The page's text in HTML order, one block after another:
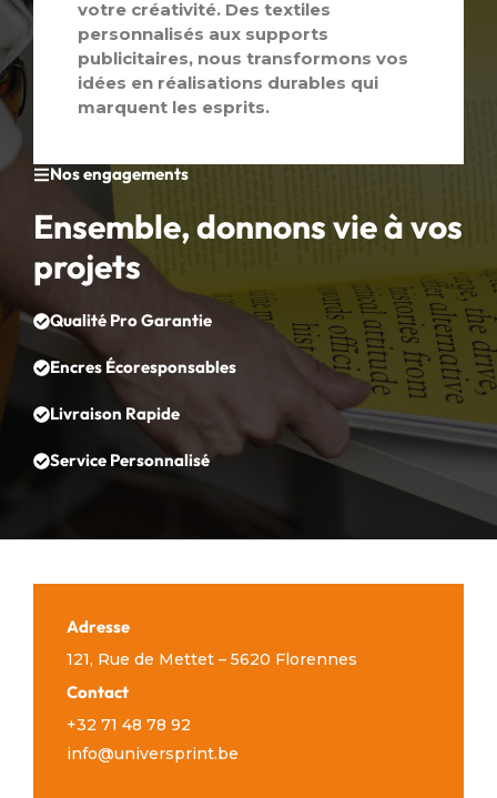
Nos engagements
Ensemble, donnons vie à vos
projets
Qualité Pro Garantie
Encres Écoresponsables
Livraison Rapide
Service Personnalisé
votre créativité. Des textiles
personnalisés aux supports
publicitaires, nous transformons vos
idées en réalisations durables qui
marquent les esprits.
Adresse
121, Rue de Mettet – 5620 Florennes
Contact
+32 71 48 78 92
info@universprint.be